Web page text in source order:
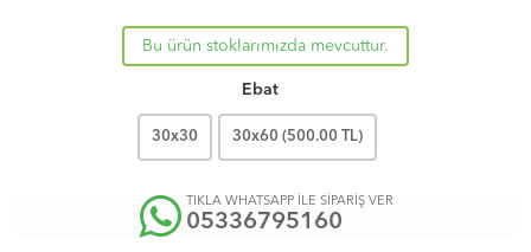
Bu ürün stoklarımızda mevcuttur.
Ebat
30x30 30x60 (500.00 TL)
TIKLA WHATSAPP İLE SİPARİŞ VER
05336795160